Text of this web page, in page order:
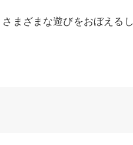
まざまな遊びをおぼえる